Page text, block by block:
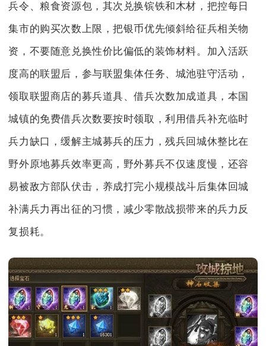
兵令、粮食资源包，其次兑换镔铁和木材，把控每日
集市的购买次数上限，把银币优先倾斜给征兵相关物
资，不要随意兑换性价比偏低的装饰材料。加入活跃
度高的联盟后，参与联盟集体任务、城池驻守活动，
领取联盟商店的募兵道具、借兵次数加成道具，本国
城镇的免费借兵次数要按时领取，利用借兵补充临时
兵力缺口，缓解主城募兵的压力，残兵回城休整比在
野外原地募兵效率更高，野外募兵不仅速度慢，还容
易被敌方部队伏击，养成打完小规模战斗后集体回城
补满兵力再出征的习惯，减少零散战损带来的兵力反
复损耗。